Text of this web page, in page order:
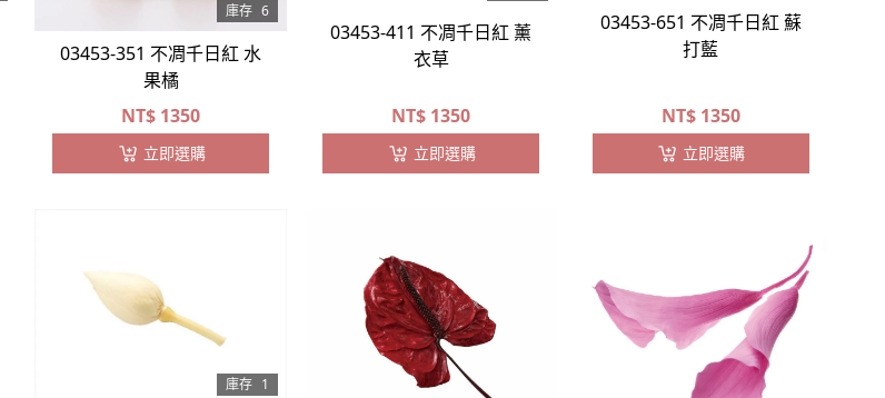
庫存 6
03453-351 不凋千日紅 水
果橘
NT$ 1350
立即選購
03453-411 不凋千日紅 薰
衣草
NT$ 1350
立即選購
03453-651 不凋千日紅 蘇
打藍
NT$1350
立即選購
庫存 1